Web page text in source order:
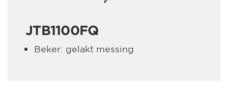
JTB1100FQ
Beker: gelakt messing